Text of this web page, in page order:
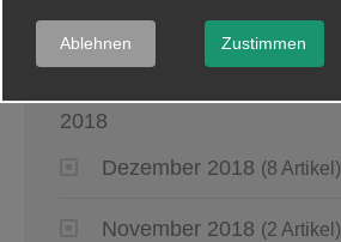
Januar 2019 (5 Artikel)
2018
Dezember 2018 (8 Artikel)
November 2018 (2 Artikel)
Ablehnen Zustimmen